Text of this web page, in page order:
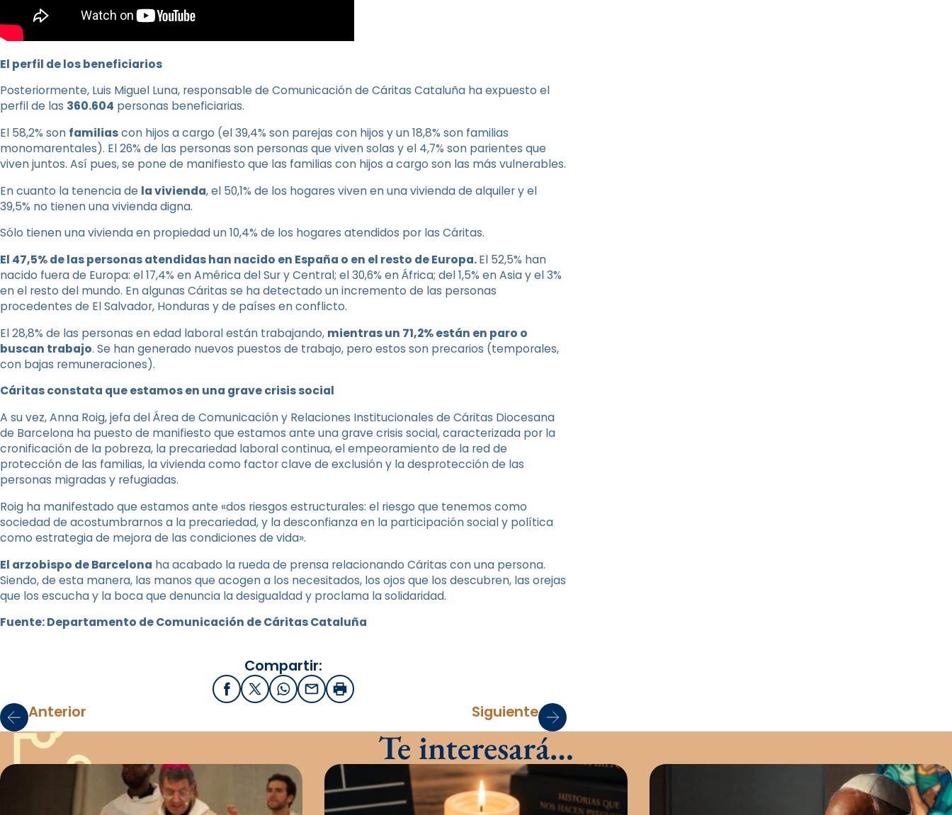
El perfil de los beneficiarios
Posteriormente, Luis Miguel Luna, responsable de Comunicación de Cáritas Cataluña ha expuesto el
perfil de las 360.604 personas beneficiarias.
El 58,2% son familiascon hijos a cargo (el 39,4% son parejas con hijos y un 18,8% son familias
monomarentales). El 26% de las personas son personas que viven solas y el 4,7% son parientes que
viven juntos. Así pues, se pone de manifiesto que las familias con hijos a cargo son las más vulnerables.
En cuanto la tenencia de la vivienda, el 50,1% de los hogares viven en una vivienda de alquiler y el
39,5% no tienen una vivienda digna.
Sólo tienen una vivienda en propiedad un 10,4% de los hogares atendidos por las Cáritas.
El 47,5% de las personas atendidas han nacido en España o en el resto de Europa.El 52,5% han
nacido fuera de Europa: el 17,4% en América del Sur y Central; el 30,6% en África; del 1,5% en Asia y el 3%
en el resto del mundo. En algunas Cáritas se ha detectado un incremento de las personas
procedentes de El Salvador, Honduras y de países en conflicto.
El 28,8% de las personas en edad laboral están trabajando, mientras un 71,2% están en paro o
buscan trabajo. Se han generado nuevos puestos de trabajo, pero estos son precarios (temporales,
con bajas remuneraciones).
Cáritas constata que estamos en una grave crisis social
A su vez, Anna Roig, jefa del Área de Comunicación y Relaciones Institucionales de Cáritas Diocesana
de Barcelona ha puesto de manifiesto que estamos ante una grave crisis social, caracterizada por la
cronificación de la pobreza, la precariedad laboral continua, el empeoramiento de la red de
protección de las familias, la vivienda como factor clave de exclusión y la desprotección de las
personas migradas y refugiadas.
Roig ha manifestado que estamos ante «dos riesgos estructurales: el riesgo que tenemos como
sociedad de acostumbrarnos a la precariedad, y la desconfianza en la participación social y política
como estrategia de mejora de las condiciones de vida».
El arzobispo de Barcelona ha acabado la rueda de prensa relacionando Cáritas con una persona.
Siendo, de esta manera, las manos que acogen a los necesitados, los ojos que los descubren, las orejas
que los escucha y la boca que denuncia la desigualdad y proclama la solidaridad.
Fuente: Departamento de Comunicación de Cáritas Cataluña
Compartir:
FacebookX / Twitter
WhatsApp
EmailImprimir
Anterior Siguiente
Te interesará…